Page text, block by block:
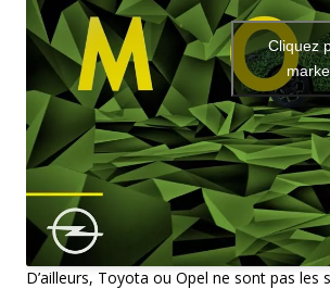
Cliquez
D’ailleurs, Toyota ou Opel ne sont pas les